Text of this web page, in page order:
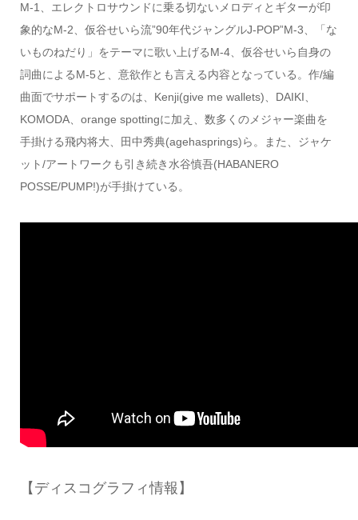
M-1、エレクトロサウンドに乗る切ないメロディとギターが印
象的なM-2、仮谷せいら流”90年代ジャングルJ-POP”M-3、「な
いものねだり」をテーマに歌い上げるM-4、仮谷せいら自身の
詞曲によるM-5と、意欲作とも言える内容となっている。作/編
曲面でサポートするのは、Kenji(give me wallets)、DAIKI、
KOMODA、orange spottingに加え、数多くのメジャー楽曲を
手掛ける飛内将大、田中秀典(agehasprings)ら。また、ジャケ
ット/アートワークも引き続き水谷慎吾(HABANERO
POSSE/PUMP!)が手掛けている。
【ディスコグラフィ情報】